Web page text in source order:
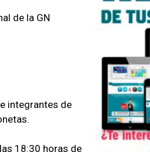
de la GN
integrantes de
18:30 horas de